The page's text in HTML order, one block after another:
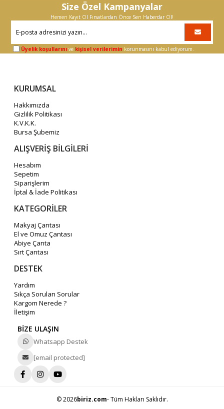
Size Özel Kampanyalar
Hemen Kayıt Ol Fırsatlardan Önce Sen Haberdar Ol!
Üyelik koşullarını ve kişisel verilerimin korunmasını kabul ediyorum.
KURUMSAL
Hakkımızda
Gizlilik Politikası
K.V.K.K.
Bursa Şubemiz
ALIŞVERİŞ BİLGİLERİ
Hesabım
Sepetim
Siparişlerim
İptal & İade Politikası
KATEGORİLER
Makyaj Çantası
El ve Omuz Çantası
Abiye Çanta
Sırt Çantası
DESTEK
Yardım
Sıkça Sorulan Sorular
Kargom Nerede ?
İletişim
BİZE ULAŞIN
Whatsapp Destek
[email protected]
© 2026biriz.com- Tüm Hakları Saklıdır.